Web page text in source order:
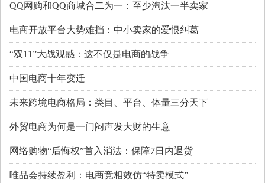
QQ网购和QQ商城合二为一：至少淘汰一半卖家
电商开放平台大势难挡：中小卖家的爱恨纠葛
“双11”大战观感：这不仅是电商的战争
中国电商十年变迁
未来跨境电商格局：类目、平台、体量三分天下
外贸电商为何是一门闷声发大财的生意
网络购物“后悔权”首入消法：保障7日内退货
唯品会持续盈利：电商竞相效仿“特卖模式”